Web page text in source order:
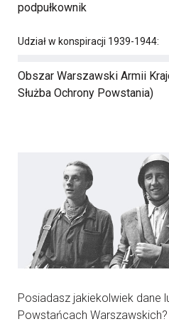
podpułkownik
Udział w konspiracji 1939-1944:
Obszar Warszawski Armii
Służba Ochrony Powstania)
Posiadasz jakiekolwiek dane
Powstańcach